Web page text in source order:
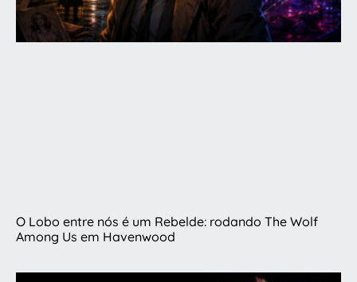
O Lobo entre nós é um Rebelde: rodando The Wolf
Among Us em Havenwood